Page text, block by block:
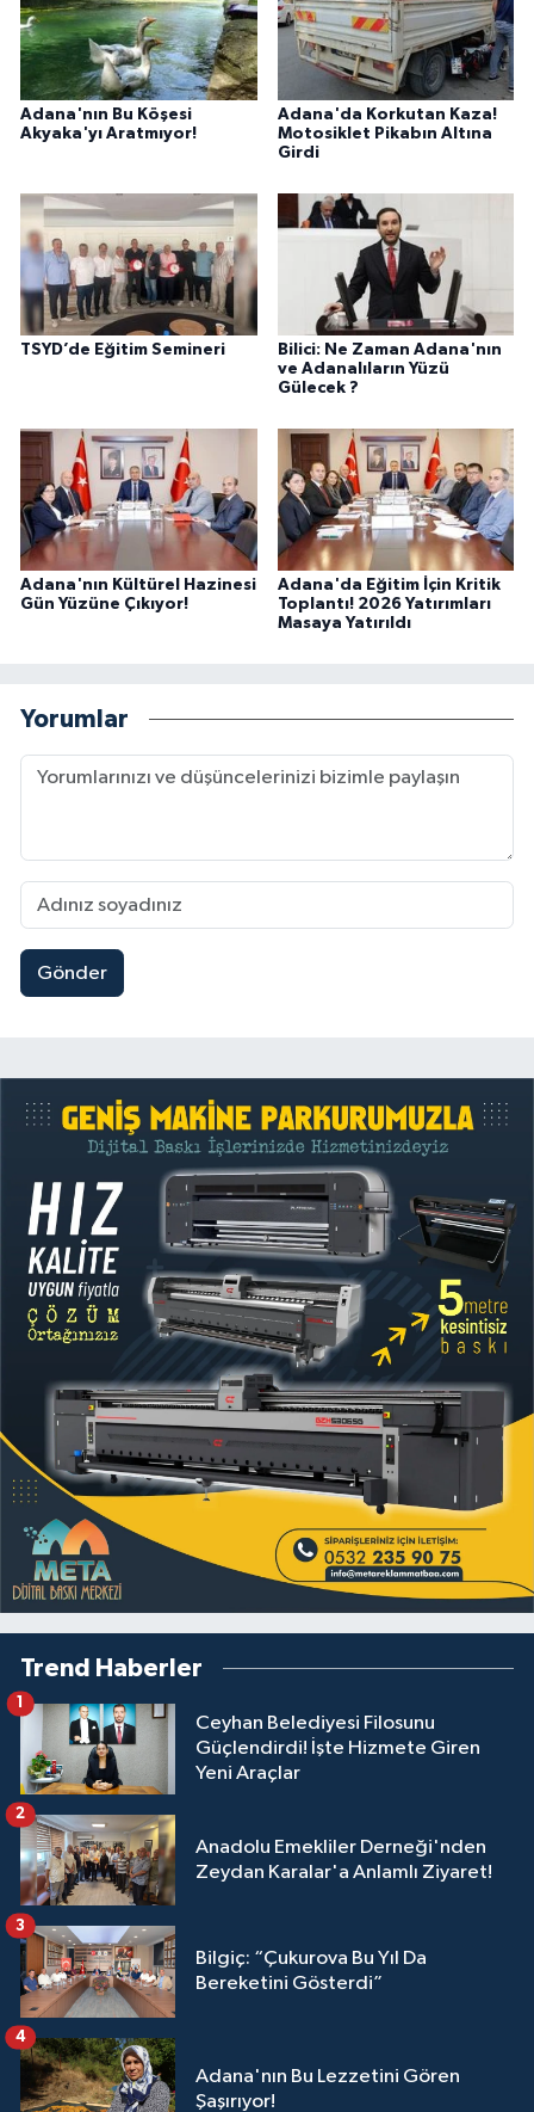
Adana'nın Bu Köşesi
Akyaka'yı Aratmıyor!
Adana'da Korkutan Kaza!
Motosiklet Pikabın Altına
Girdi
TSYD’de Eğitim Semineri
Bilici: Ne Zaman Adana'nın
ve Adanalıların Yüzü
Gülecek ?
Adana'nın Kültürel Hazinesi
Gün Yüzüne Çıkıyor!
Adana'da Eğitim İçin Kritik
Toplantı! 2026 Yatırımları
Masaya Yatırıldı
Yorumlar
Gönder
Trend Haberler
Ceyhan Belediyesi Filosunu
Güçlendirdi! İşte Hizmete Giren
Yeni Araçlar
1
Anadolu Emekliler Derneği'nden
Zeydan Karalar'a Anlamlı Ziyaret!
2
Bilgiç: “Çukurova Bu Yıl Da
Bereketini Gösterdi”
3
Adana'nın Bu Lezzetini Gören
Şaşırıyor!
4